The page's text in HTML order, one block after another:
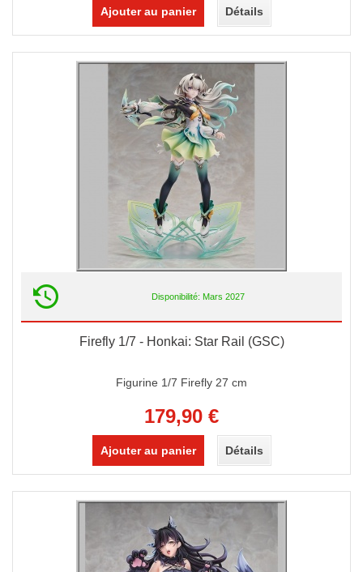
Ajouter au panier Détails
Disponibilité: Mars 2027
Firefly 1/7 - Honkai: Star Rail (GSC)
Figurine 1/7 Firefly 27 cm
179,90 €
Ajouter au panier Détails